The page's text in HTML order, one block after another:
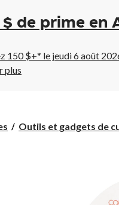
$ de prime en
150 $+* le jeudi 6 août
plus
Outils et gadgets de